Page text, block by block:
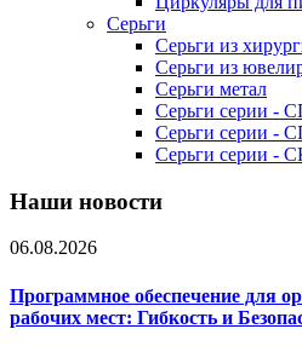
Серьги
Серьги из
Серьги из
Серьги метал
Серьги серии -
Серьги серии -
Серьги серии -
Наши новости
06.08.2026
Программное обеспечение для
рабочих мест: Гибкость и